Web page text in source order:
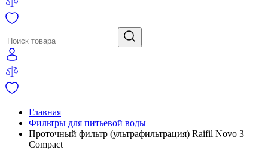
Главная
Фильтры для питьевой воды
Проточный фильтр (ультрафильтрация) Raifil Novo 3
Compact